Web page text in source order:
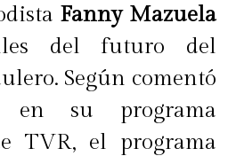
Fanny Mazuela
del futuro del
Según comentó
en su programa
TVR, el programa